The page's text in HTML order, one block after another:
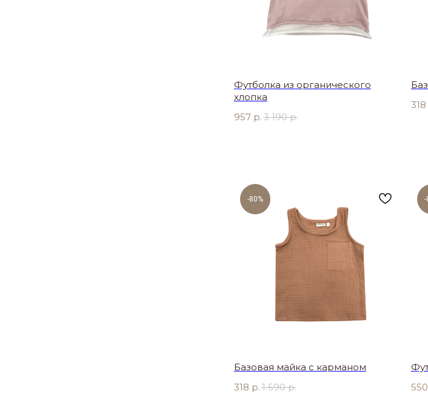
Футболка из органического
хлопка
957 р. 3 190 р.
318
-80%
Базовая майка с карманом
318 р. 1 590 р.
-
550